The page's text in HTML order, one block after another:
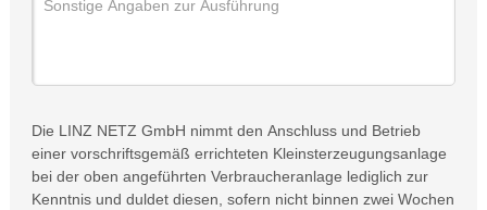
Die LINZ NETZ GmbH nimmt den Anschluss und Betrieb
einer vorschriftsgemäß errichteten Kleinsterzeugungsanlage
bei der oben angeführten Verbraucheranlage lediglich zur
Kenntnis und duldet diesen, sofern nicht binnen zwei Wochen